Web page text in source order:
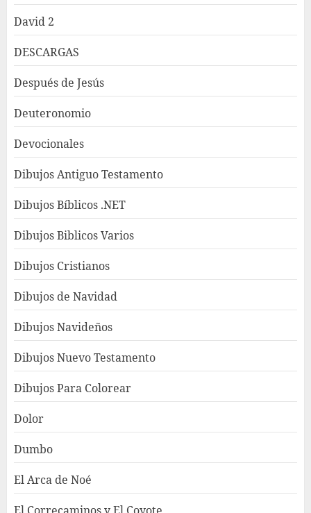
David 2
DESCARGAS
Después de Jesús
Deuteronomio
Devocionales
Dibujos Antiguo Testamento
Dibujos Bíblicos .NET
Dibujos Biblicos Varios
Dibujos Cristianos
Dibujos de Navidad
Dibujos Navideños
Dibujos Nuevo Testamento
Dibujos Para Colorear
Dolor
Dumbo
El Arca de Noé